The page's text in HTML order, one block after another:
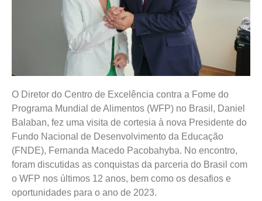
O Diretor do Centro de Excelência contra a Fome do
Programa Mundial de Alimentos (WFP) no Brasil, Daniel
Balaban, fez uma visita de cortesia à nova Presidente do
Fundo Nacional de Desenvolvimento da Educação
(FNDE), Fernanda Macedo Pacobahyba. No encontro,
foram discutidas as conquistas da parceria do Brasil com
o WFP nos últimos 12 anos, bem como os desafios e
oportunidades para o ano de 2023.